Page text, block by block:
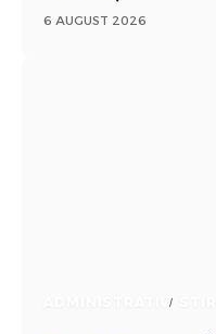
6 AUGUST 2026
ADMINISTRATIV